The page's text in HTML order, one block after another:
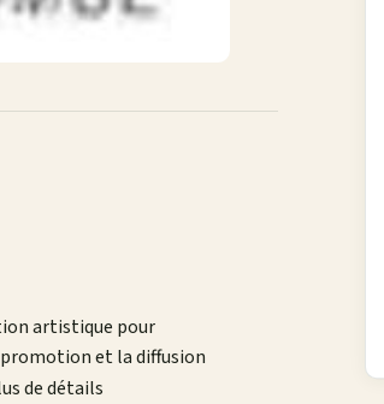
artistique pour
et la diffusion
de détails